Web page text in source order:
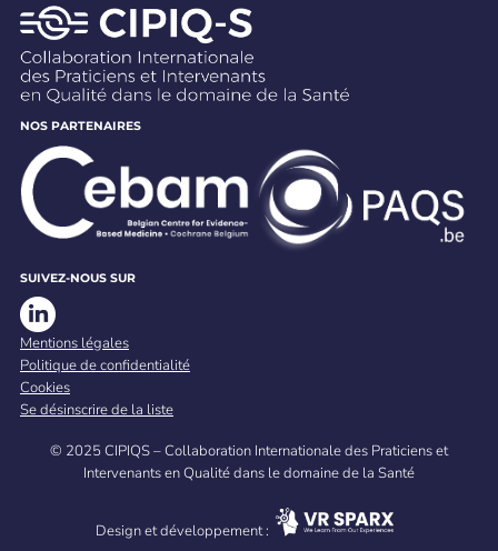
NOS PARTENAIRES
SUIVEZ-NOUS SUR
Mentions légales
Politique de confidentialité
Cookies
Se désinscrire de la liste
© 2025 CIPIQS – Collaboration Internationale des Praticiens et
Intervenants en Qualité dans le domaine de la Santé
Design et développement :